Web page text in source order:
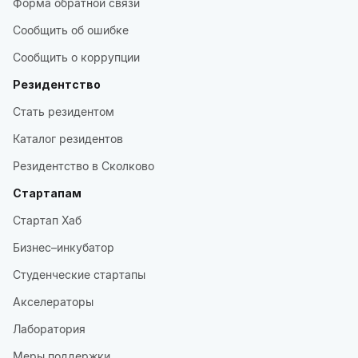
Форма обратной связи
Сообщить об ошибке
Сообщить о коррупции
Резидентство
Стать резидентом
Каталог резидентов
Резидентство в Сколково
Стартапам
Стартап Хаб
Бизнес–инкубатор
Студенческие стартапы
Акселераторы
Лаборатория